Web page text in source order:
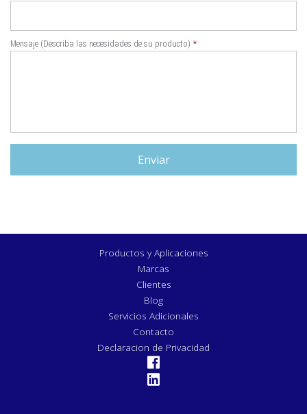
Mensaje (Describa las necesidades de su producto) *
Productos y Aplicaciones
Marcas
Clientes
Blog
Servicios Adicionales
Contacto
Declaracion de Privacidad